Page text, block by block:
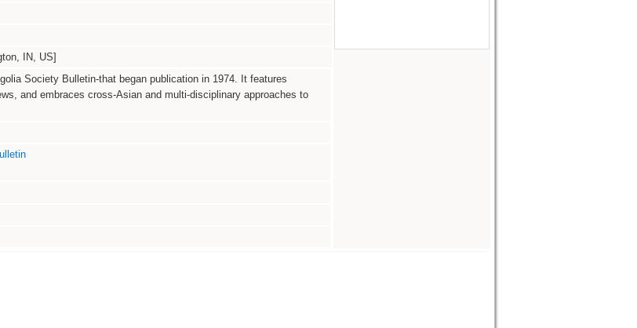
IN, US]
Society Bulletin-that began publication in 1974. It features
and embraces cross-Asian and multi-disciplinary approaches to